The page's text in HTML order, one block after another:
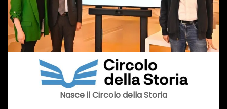
Nasce il Circolo della Storia